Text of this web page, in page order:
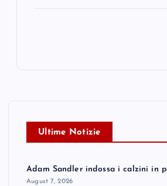
Ultime Notizie
Adam Sandler indossa i calzini in
August 7, 2026